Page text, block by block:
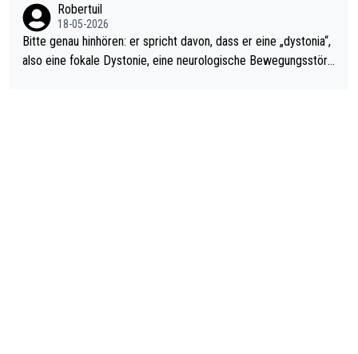
Robertuil
18-05-2026
Bitte genau hinhören: er spricht davon, dass er eine „dystonia“,
also eine fokale Dystonie, eine neurologische Bewegungsstöru